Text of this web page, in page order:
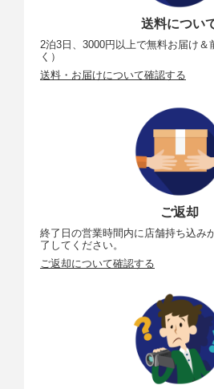
送料につい
2泊3日、3000円以上で無料お届け＆
く）
送料・お届けについて確認する
ご返却
終了日の営業時間内に店舗持ち込み
了してください。
ご返却について確認する